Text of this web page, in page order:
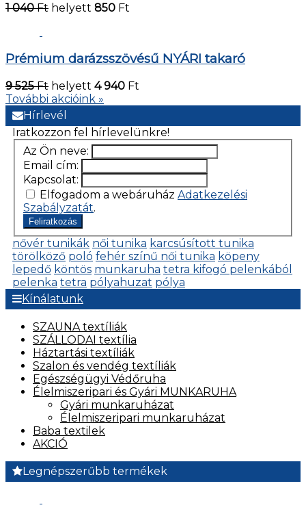
1 040 Ft helyett 850 Ft
Prémium darázsszövésű NYÁRI takaró
9 525 Ft helyett 4 940 Ft
További akcióink »
Hírlevél
Iratkozzon fel hírlevelünkre!
Az Ön neve:
Email cím:
Kapcsolat:
Elfogadom a webáruház Adatkezelési
Szabályzatát.
Feliratkozás
nővér tunikák női tunika karcsúsított tunika
törölköző poló fehér színű női tunika köpeny
lepedő köntös munkaruha tetra kifogó pelenkából
pelenka tetra pólyahuzat pólya
Kínálatunk
SZAUNA textíliák
SZÁLLODAI textília
Háztartási textíliák
Szalon és vendég textíliák
Egészségügyi Védőruha
Élelmiszeripari és Gyári MUNKARUHA
Gyári munkaruházat
Élelmiszeripari munkaruházat
Baba textilek
AKCIÓ
Legnépszerűbb termékek